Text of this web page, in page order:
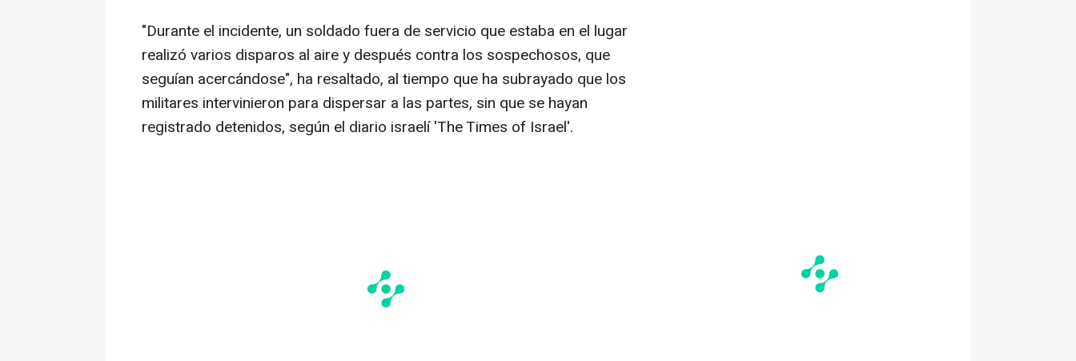
"Durante el incidente, un soldado fuera de servicio que estaba en el lugar
realizó varios disparos al aire y después contra los sospechosos, que
seguían acercándose", ha resaltado, al tiempo que ha subrayado que los
militares intervinieron para dispersar a las partes, sin que se hayan
registrado detenidos, según el diario israelí 'The Times of Israel'.